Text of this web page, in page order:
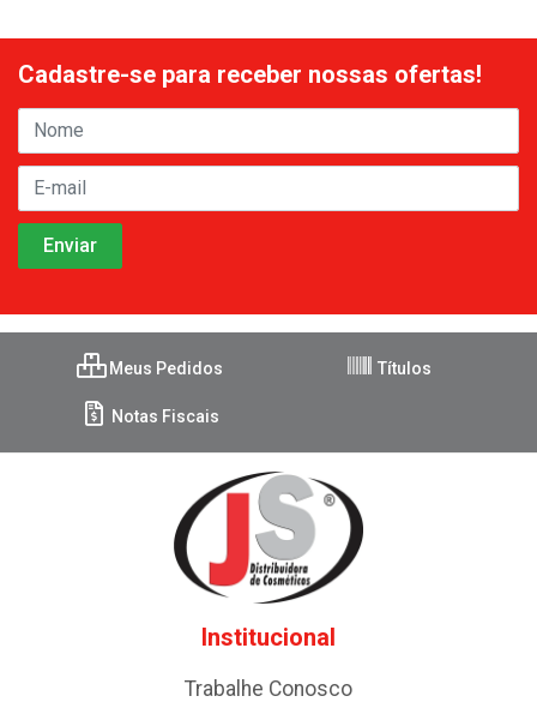
Cadastre-se para receber nossas ofertas!
Meus Pedidos Títulos
Notas Fiscais
Institucional
Trabalhe Conosco